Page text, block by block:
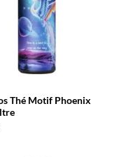
Thé Motif Phoenix